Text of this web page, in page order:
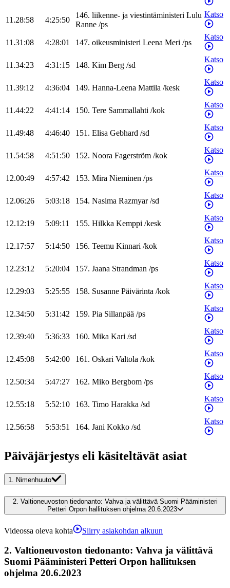
11.28:58 4:25:50
146. liikenne- ja viestintäministeri Lulu
Ranne /ps
Katso
11.31:08 4:28:01 147. oikeusministeri Leena Meri /ps
Katso
11.34:23 4:31:15 148. Kim Berg /sd
Katso
11.39:12 4:36:04 149. Hanna-Leena Mattila /kesk
Katso
11.44:22 4:41:14 150. Tere Sammallahti /kok
Katso
11.49:48 4:46:40 151. Elisa Gebhard /sd
Katso
11.54:58 4:51:50 152. Noora Fagerström /kok
Katso
12.00:49 4:57:42 153. Mira Nieminen /ps
Katso
12.06:26 5:03:18 154. Nasima Razmyar/sd
Katso
12.12:19 5:09:11 155. Hilkka Kemppi /kesk
Katso
12.17:57 5:14:50 156. Teemu Kinnari /kok
Katso
12.23:12 5:20:04 157. Jaana Strandman /ps
Katso
12.29:03 5:25:55 158. Susanne Päivärinta /kok
Katso
12.34:50 5:31:42 159. Pia Sillanpää /ps
Katso
12.39:40 5:36:33 160. Mika Kari /sd
Katso
12.45:08 5:42:00 161. Oskari Valtola /kok
Katso
12.50:34 5:47:27 162. Miko Bergbom /ps
Katso
12.55:18 5:52:10 163. Timo Harakka /sd
Katso
12.56:58 5:53:51 164. Jani Kokko /sd
Katso
Päiväjärjestys eli käsiteltävät asiat
1. Nimenhuuto
2. Valtioneuvoston tiedonanto: Vahva ja välittävä Suomi Pääministeri
Petteri Orpon hallituksen ohjelma 20.6.2023
Videossa oleva kohta Siirry asiakohdan alkuun
2. Valtioneuvoston tiedonanto: Vahva ja välittävä
Suomi Pääministeri Petteri Orpon hallituksen
ohjelma 20.6.2023